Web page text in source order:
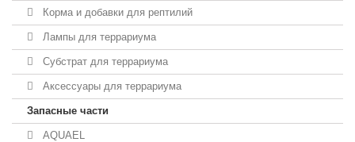
Корма и добавки для рептилий
Лампы для террариума
Субстрат для террариума
Аксессуары для террариума
Запасные части
AQUAEL